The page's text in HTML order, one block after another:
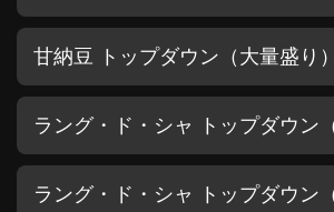
甘納豆 トップダウン（大量盛り）
ラング・ド・シャ トップダウン
ラング・ド・シャ トップダウン